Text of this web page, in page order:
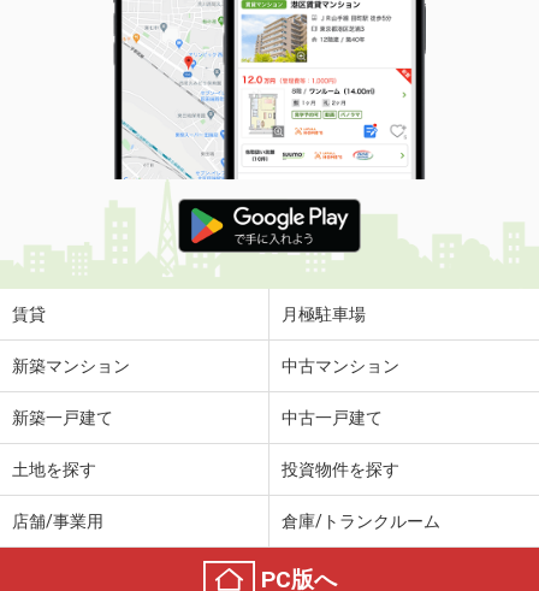
賃貸 月極駐車場
新築マンション 中古マンション
新築一戸建て 中古一戸建て
土地を探す 投資物件を探す
店舗/事業用 倉庫/トランクルーム
PC版へ